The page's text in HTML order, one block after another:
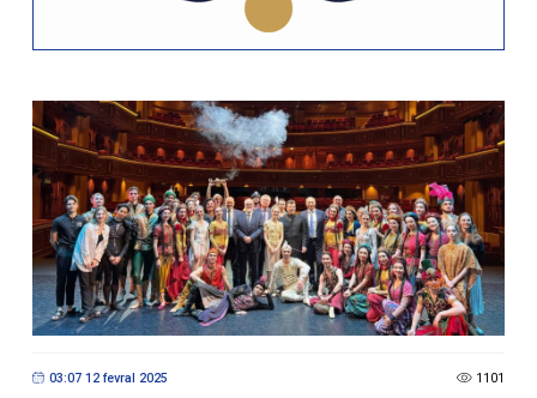
03:07 12 fevral 2025 1101